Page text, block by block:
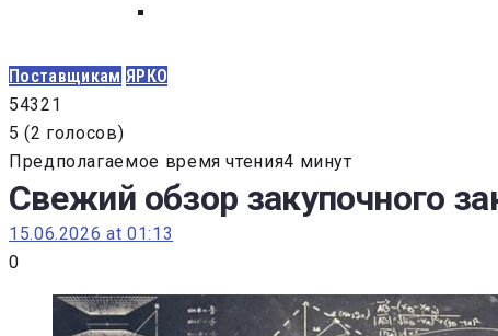
Поставщикам ЯРКО
54321
5 (2 голосов)
Предполагаемое время чтения4 минут
Свежий обзор закупочного
15.06.2026 at 01:13
0